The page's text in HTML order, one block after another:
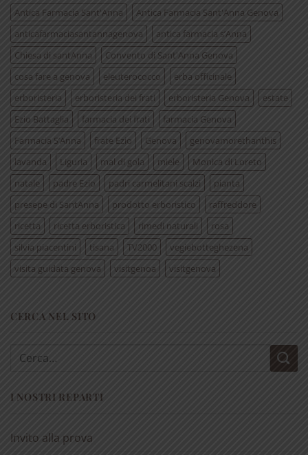
Antica Farmacia Sant'Anna
Antica Farmacia Sant'Anna Genova
anticafarmaciasantannagenova
antica farmacia s’Anna
Chiesa di santAnna
Convento di Sant'Anna Genova
cosa fare a genova
eleuterococco
erba officinale
erboristeria
erboristeria dei frati erboristeria Genova
estate
Ezio Battaglia
farmacia dei frati
farmacia Genova
Farmacia S’Anna
frate Ezio Genova
genovamorethanthis
lavanda
Liguria mal di gola miele
Monica di Loreto
natale
padre Ezio padri carmelitani scalzi
pianta
presepe di SantAnna
prodotto erboristico
raffreddore
ricetta
ricetta erboristica rimedi naturali
rosa
silvia piacentini
tisana TV2000
vegiebotteghezena
visita guidata genova
visitgenoa visitgenova
CERCA NEL SITO
Cerca:
I NOSTRI REPARTI
Invito alla prova